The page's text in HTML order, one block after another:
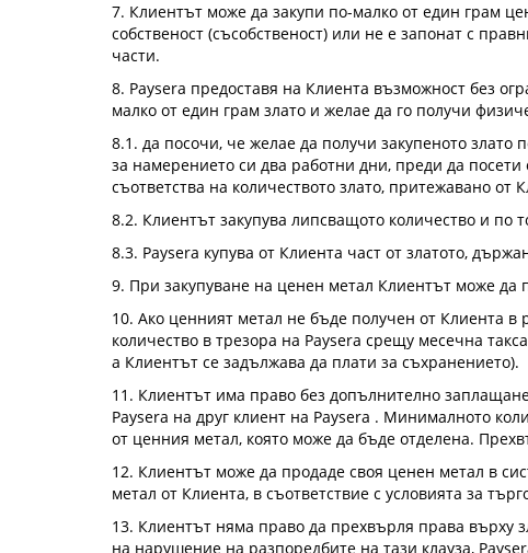
7. Клиентът може да закупи по-малко от един грам
собственост (съсобственост) или не е запонат с
части.
8. Paysera предоставя на Клиента възможност без
малко от един грам злато и желае да го получи
8.1. да посочи, че желае да получи закупеното злато
за намерението си два работни дни, преди да посети
съответства на количеството злато, притежавано
8.2. Клиентът закупува липсващото количество и
8.3. Paysera купува от Клиента част от златото,
9. При закупуване на ценен метал Клиентът може да
10. Ако ценният метал не бъде получен от Клиента в
количество в трезора на Paysera срещу месечна
а Клиентът се задължава да плати за съхранението).
11. Клиентът има право без допълнително
Paysera на друг клиент на Paysera . Минималното
от ценния метал, която може да бъде отделена.
12. Клиентът може да продаде своя ценен метал в
метал от Клиента, в съответствие с условията за
13. Клиентът няма право да прехвърля права върху
на нарушение на разпоредбите на тази клауза,